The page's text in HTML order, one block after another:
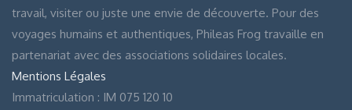
travail, visiter ou juste une envie de découverte. Pour des
voyages humains et authentiques, Phileas Frog travaille en
partenariat avec des associations solidaires locales.
Mentions Légales
Immatriculation : IM 075 120 10